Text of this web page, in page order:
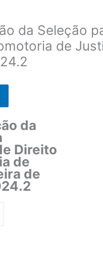
da Seleção
de
da
Direito
de
de